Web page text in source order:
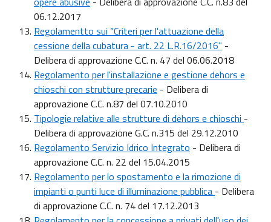
06.12.2017
Regolamentto sui “Criteri per l'attuazione della
cessione della cubatura - art. 22 L.R.16/2016" -
Delibera di approvazione C.C. n. 47 del 06.06.2018
Regolamento per l'installazione e gestione dehors e
chioschi con strutture precarie - Delibera di
approvazione C.C. n.87 del 07.10.2010
Tipologie relative alle strutture di dehors e chioschi -
Delibera di approvazione G.C. n.315 del 29.12.2010
Regolamento Servizio Idrico Integrato - Delibera di
approvazione C.C. n. 22 del 15.04.2015
Regolamento per lo spostamento e la rimozione di
impianti o punti luce di illuminazione pubblica - Delibera
di approvazione C.C. n. 74 del 17.12.2013